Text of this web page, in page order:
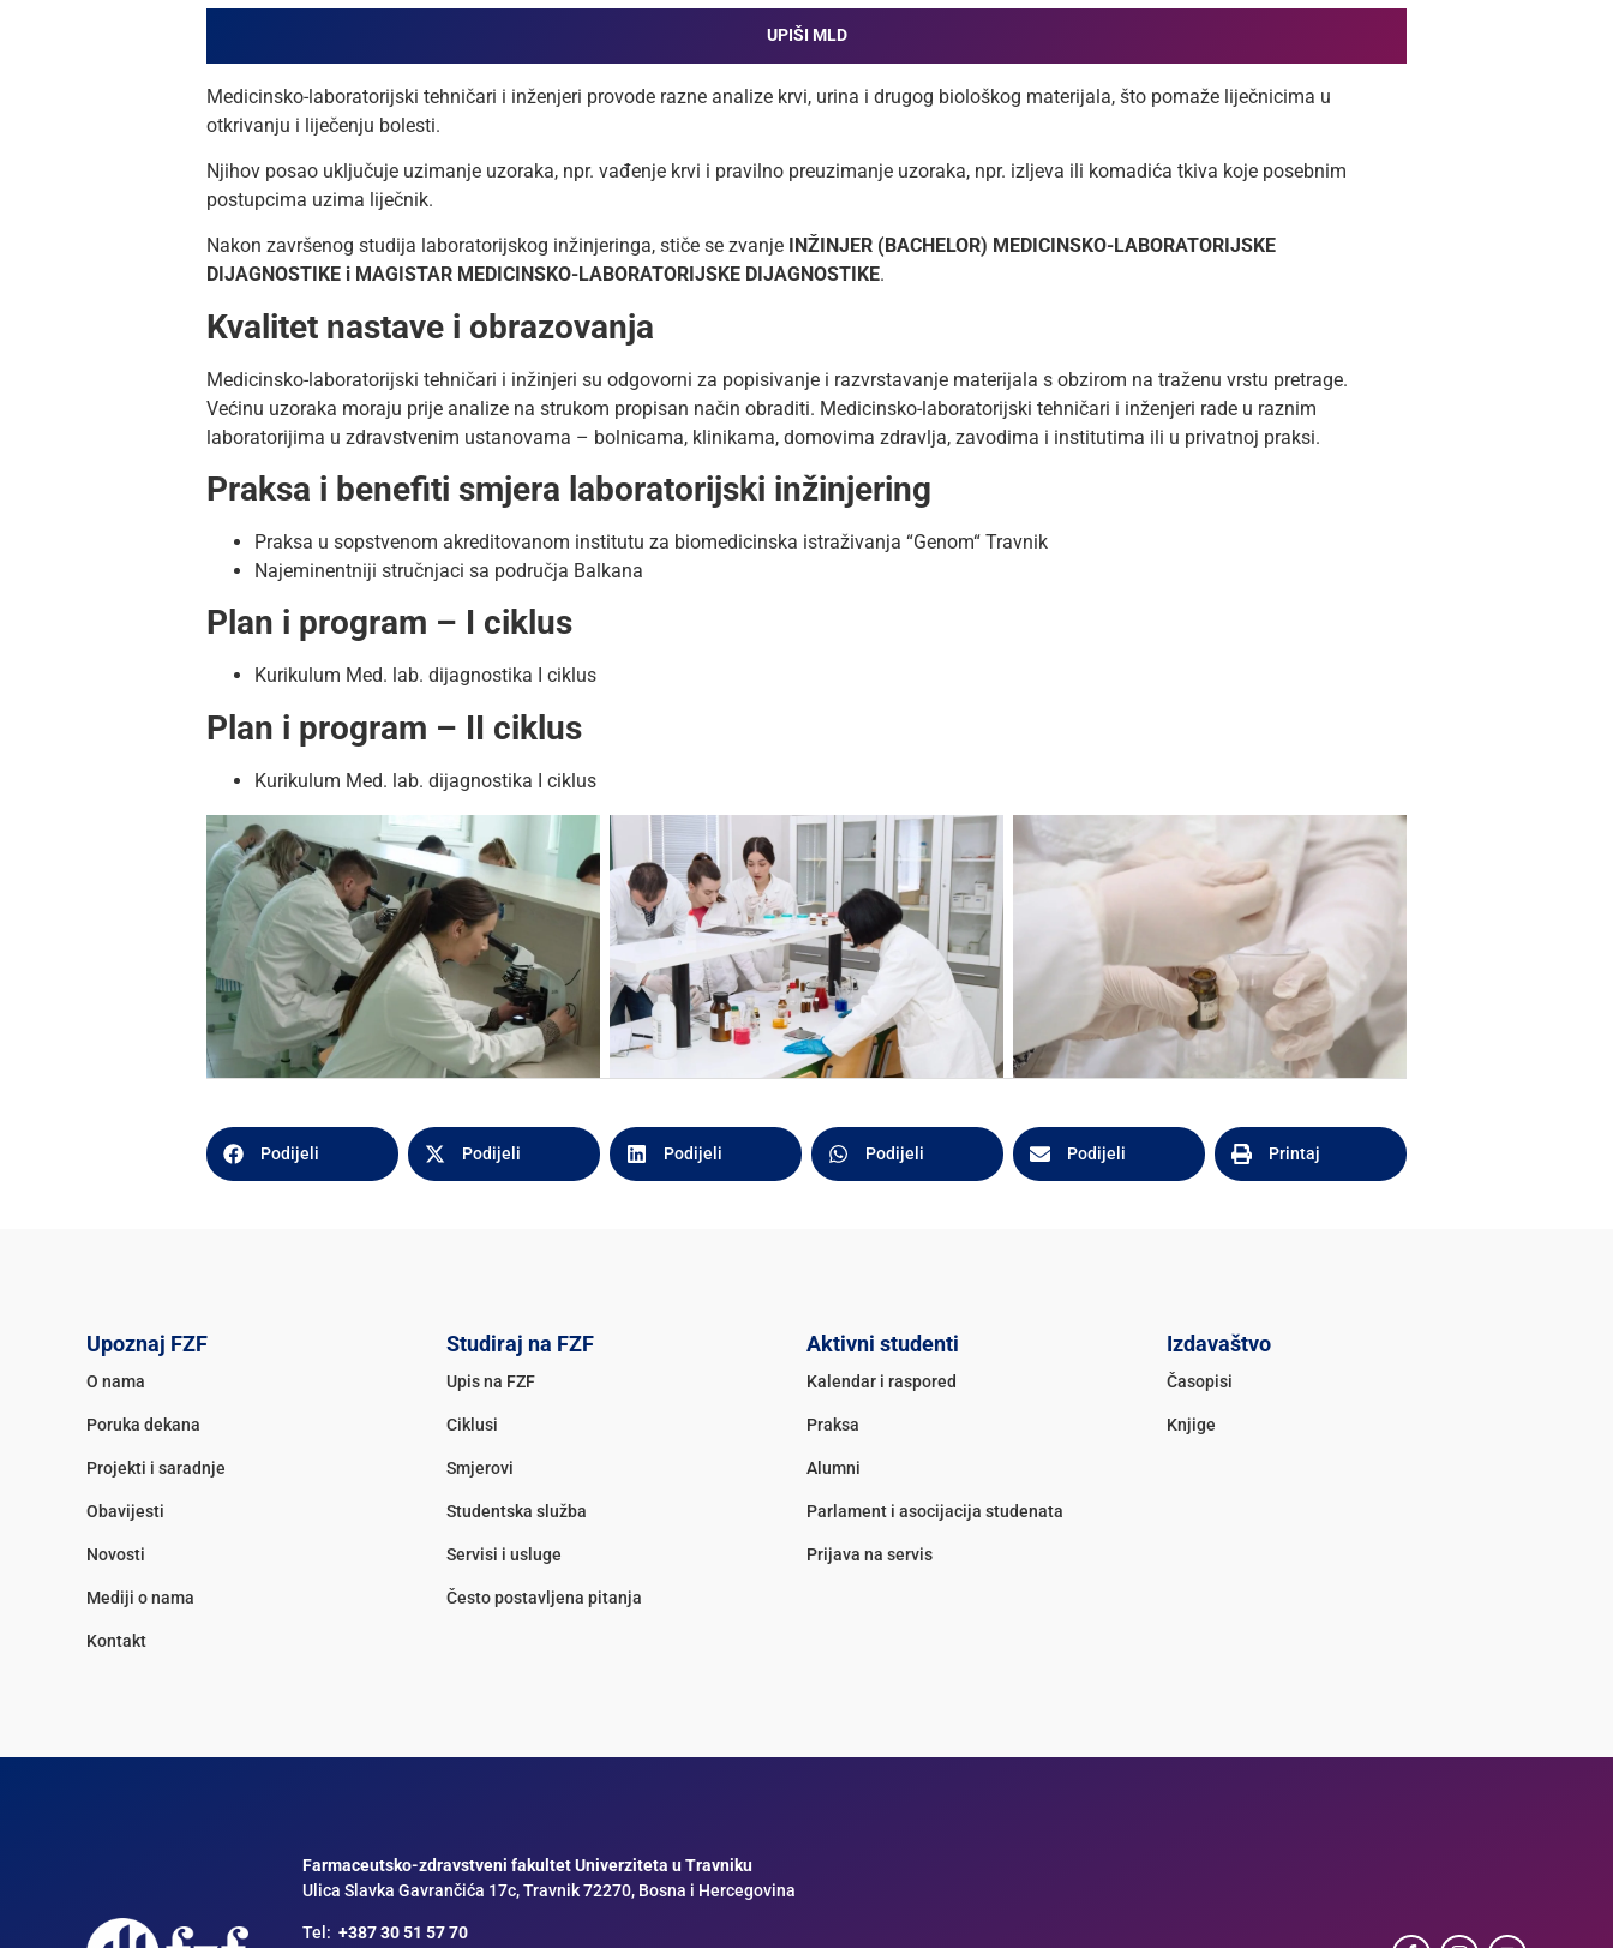
UPIŠI MLD
Medicinsko-laboratorijski tehničari i inženjeri provode razne analize krvi, urina i drugog biološkog materijala, što pomaže liječnicima u
otkrivanju i liječenju bolesti.
Njihov posao uključuje uzimanje uzoraka, npr. vađenje krvi i pravilno preuzimanje uzoraka, npr. izljeva ili komadića tkiva koje posebnim
postupcima uzima liječnik.
Nakon završenog studija laboratorijskog inžinjeringa, stiče se zvanje
INŽINJER (BACHELOR) MEDICINSKO-LABORATORIJSKE
DIJAGNOSTIKE i MAGISTAR MEDICINSKO-LABORATORIJSKE DIJAGNOSTIKE.
Kvalitet nastave i obrazovanja
Medicinsko-laboratorijski tehničari i inžinjeri su odgovorni za popisivanje i razvrstavanje materijala s obzirom na traženu vrstu pretrage.
Većinu uzoraka moraju prije analize na strukom propisan način obraditi. Medicinsko-laboratorijski tehničari i inženjeri rade u raznim
laboratorijima u zdravstvenim ustanovama – bolnicama, klinikama, domovima zdravlja, zavodima i institutima ili u privatnoj praksi.
Praksa i benefiti smjera laboratorijski inžinjering
Praksa u sopstvenom akreditovanom institutu za biomedicinska istraživanja “Genom“ Travnik
Najeminentniji stručnjaci sa područja Balkana
Plan i program – I ciklus
Kurikulum Med. lab. dijagnostika I ciklus
Plan i program – II ciklus
Kurikulum Med. lab. dijagnostika I ciklus
Podijeli Podijeli Podijeli Podijeli Podijeli Printaj
Upoznaj FZF
O nama
Poruka dekana
Projekti i saradnje
Obavijesti
Novosti
Mediji o nama
Kontakt
Studiraj na FZF
Upis na FZF
Ciklusi
Smjerovi
Studentska služba
Servisi i usluge
Često postavljena pitanja
Aktivni studenti
Kalendar i raspored
Praksa
Alumni
Parlament i asocijacija studenata
Prijava na servis
Izdavaštvo
Časopisi
Knjige
Farmaceutsko-zdravstveni fakultet Univerziteta u Travniku
Ulica Slavka Gavrančića 17c, Travnik 72270, Bosna i Hercegovina
Tel: +387 30 51 57 70